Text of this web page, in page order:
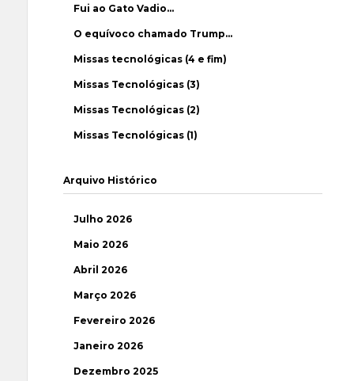
Fui ao Gato Vadio…
O equívoco chamado Trump…
Missas tecnológicas (4 e fim)
Missas Tecnológicas (3)
Missas Tecnológicas (2)
Missas Tecnológicas (1)
Arquivo Histórico
Julho 2026
Maio 2026
Abril 2026
Março 2026
Fevereiro 2026
Janeiro 2026
Dezembro 2025